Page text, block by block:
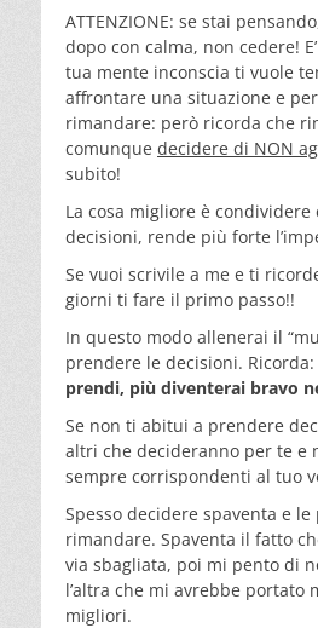
ATTENZIONE: se stai
dopo con calma, non cedere!
tua mente inconscia ti vuole
affrontare una situazione e
rimandare: però ricorda che
comunque decidere di NON
subito!
La cosa migliore è
decisioni, rende più forte
Se vuoi scrivile a me e ti
giorni ti fare il primo passo!!
In questo modo allenerai il
prendere le decisioni. Ricorda:
prendi, più diventerai bravo
Se non ti abitui a prendere
altri che decideranno per te e
sempre corrispondenti al tuo
Spesso decidere spaventa e
rimandare. Spaventa il fatto
via sbagliata, poi mi pento di
l’altra che mi avrebbe portato
migliori.